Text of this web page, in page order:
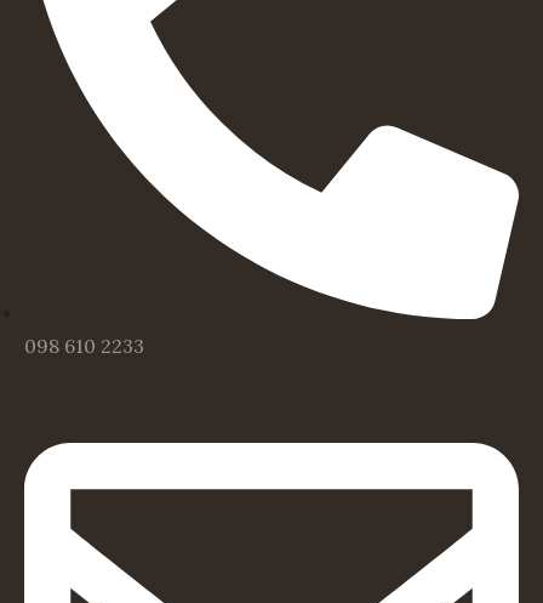
098 610 2233